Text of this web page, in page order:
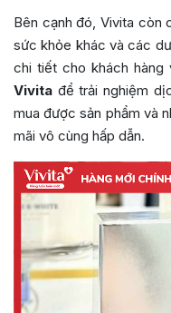
Bên cạnh đó, Vivita còn
sức khỏe khác và các
chi tiết cho khách hàng
Vivita để trải nghiệm
mua được sản phẩm và
mãi vô cùng hấp dẫn.